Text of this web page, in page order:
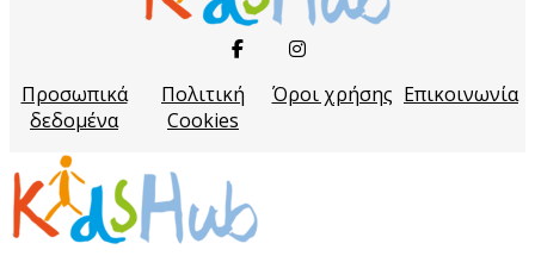
Προσωπικά
δεδομένα
Πολιτική
Cookies
Όροι χρήσης Επικοινωνία